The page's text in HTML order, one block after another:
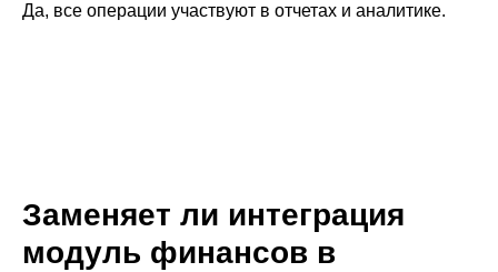
Да, все операции участвуют в отчетах и аналитике.
Заменяет ли интеграция
модуль финансов в